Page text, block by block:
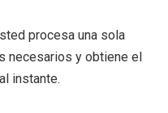
procesa una sola
necesarios y obtiene el
instante.